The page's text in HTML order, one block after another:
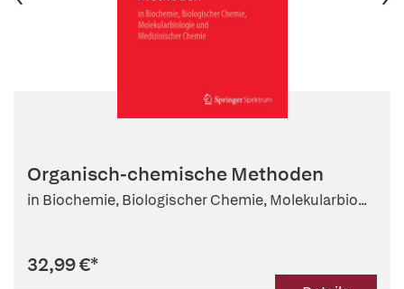
Organisch-chemische Methoden
in Biochemie, Biologischer Chemie, Molekularbio...
32,99 €*